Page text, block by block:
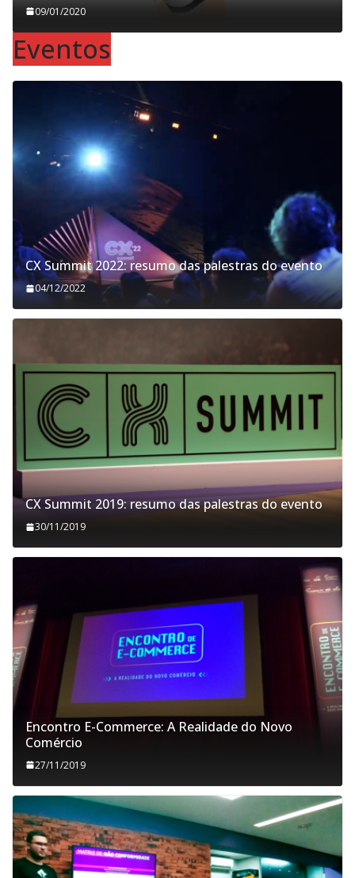
09/01/2020
Eventos
CX Summit 2022: resumo das palestras do evento
04/12/2022
CX Summit 2019: resumo das palestras do evento
30/11/2019
Encontro E-Commerce: A Realidade do Novo
Comércio
27/11/2019